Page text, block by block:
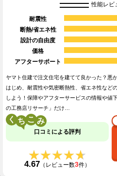
性能レビ
耐震性
断熱/省エネ性
設計の自由度
価格
アフターサポート
ヤマト住建で注文住宅を建てて良かった？悪
はじめ、耐震性や気密断熱性、省エネ性など
しよう！保障やアフターサービスの情報や値
の工務店リサーチ」だけ…
く こ
口コミによる評判
★★★★★
★★★★★
4.67 （レビュー数3件）